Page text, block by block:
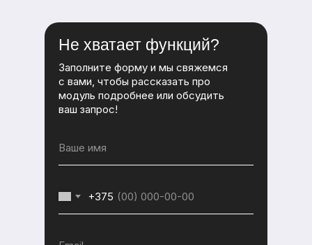
Не хватает функций?
Заполните форму и мы свяжемся
с вами, чтобы рассказать про
модуль подробнее или обсудить
ваш запрос!
+375